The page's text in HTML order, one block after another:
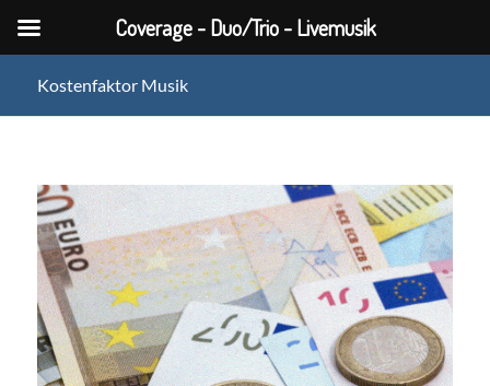
Kostenfaktor Musik
Coverage - Duo/Trio - Livemusik